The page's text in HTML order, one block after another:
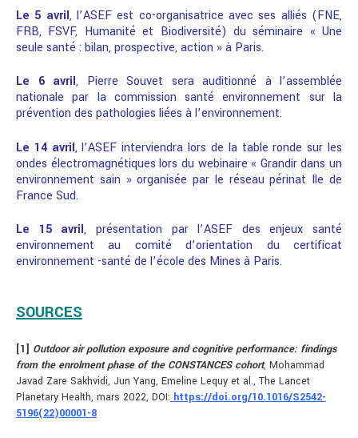
Le 5 avril, l’ASEF est co-organisatrice avec ses alliés (FNE,
FRB, FSVF, Humanité et Biodiversité) du séminaire « Une
seule santé : bilan, prospective, action » à Paris.
Le 6 avril, Pierre Souvet sera auditionné à l’assemblée
nationale par la commission santé environnement sur la
prévention des pathologies liées à l’environnement.
Le 14 avril, l’ASEF interviendra lors de la table ronde sur les
ondes électromagnétiques lors du webinaire « Grandir dans un
environnement sain » organisée par le réseau périnat Ile de
France Sud.
Le 15 avril, présentation par l’ASEF des enjeux santé
environnement au comité d’orientation du certificat
environnement -santé de l’école des Mines à Paris.
SOURCES
[1] Outdoor air pollution exposure and cognitive performance: findings
from the enrolment phase of the CONSTANCES cohort, Mohammad
Javad Zare Sakhvidi, Jun Yang, Emeline Lequy et al., The Lancet
Planetary Health, mars 2022, DOI: https://doi.org/10.1016/S2542-
5196(22)00001-8